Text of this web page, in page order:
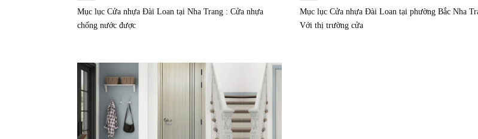
Mục lục Cửa nhựa Đài Loan tại Nha Trang : Cửa nhựa
chống nước được
Mục lục Cửa nhựa Đài Loan tại phường Bắc Nha
Với thị trường cửa